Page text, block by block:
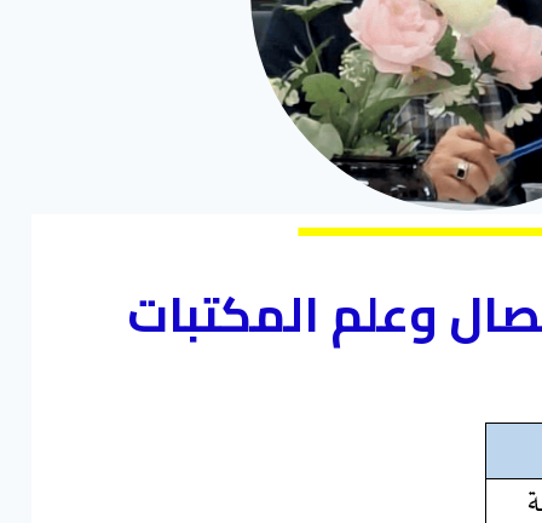
وعلم المكتبات